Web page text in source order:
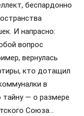
беспардонно
И напрасно:
вопрос
вернулась
кто дотащил
в
— о размере
Союза…